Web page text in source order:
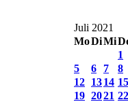
Juli 2021
MoDiMi
1
5
6 7
8
12 1314 15
19 2021 22